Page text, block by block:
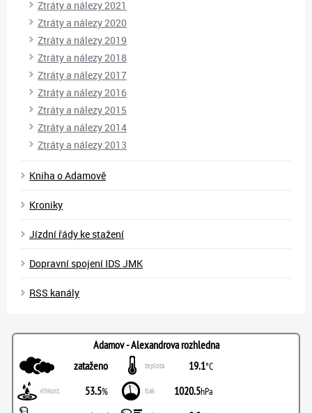
Ztráty a nálezy 2021
Ztráty a nálezy 2020
Ztráty a nálezy 2019
Ztráty a nálezy 2018
Ztráty a nálezy 2017
Ztráty a nálezy 2016
Ztráty a nálezy 2015
Ztráty a nálezy 2014
Ztráty a nálezy 2013
Kniha o Adamově
Kroniky
Jízdní řády ke stažení
Dopravní spojení IDS JMK
RSS kanály